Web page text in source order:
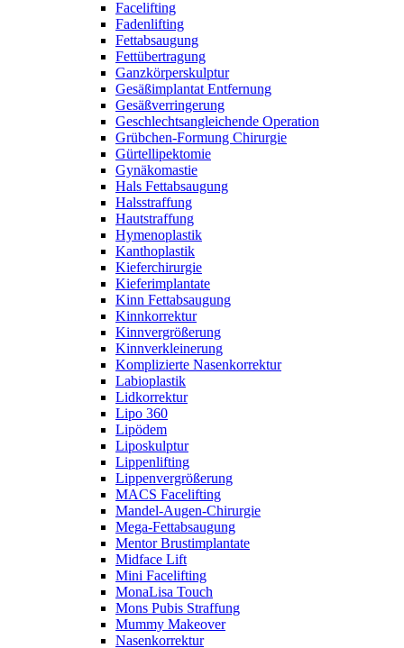
Facelifting
Fadenlifting
Fettabsaugung
Fettübertragung
Ganzkörperskulptur
Gesäßimplantat Entfernung
Gesäßverringerung
Geschlechtsangleichende Operation
Grübchen-Formung Chirurgie
Gürtellipektomie
Gynäkomastie
Hals Fettabsaugung
Halsstraffung
Hautstraffung
Hymenoplastik
Kanthoplastik
Kieferchirurgie
Kieferimplantate
Kinn Fettabsaugung
Kinnkorrektur
Kinnvergrößerung
Kinnverkleinerung
Komplizierte Nasenkorrektur
Labioplastik
Lidkorrektur
Lipo 360
Lipödem
Liposkulptur
Lippenlifting
Lippenvergrößerung
MACS Facelifting
Mandel-Augen-Chirurgie
Mega-Fettabsaugung
Mentor Brustimplantate
Midface Lift
Mini Facelifting
MonaLisa Touch
Mons Pubis Straffung
Mummy Makeover
Nasenkorrektur